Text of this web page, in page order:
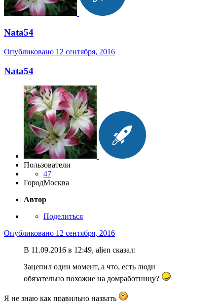
Nata54
Опубликовано 12 сентября, 2016
Nata54
Пользователи
47
ГородМосква
Автор
Поделиться
Опубликовано 12 сентября, 2016
В 11.09.2016 в 12:49, alien сказал:
Зацепил один момент, а что, есть люди
обязательно похожие на домработницу?
Я не знаю как правильно назвать